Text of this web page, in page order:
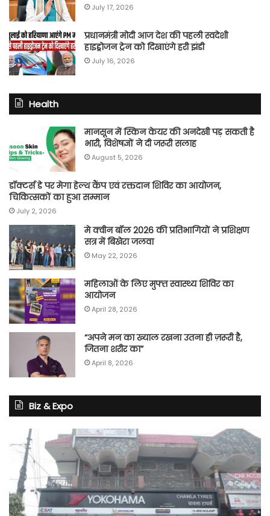
July 17, 2026
प्रधानमंत्री मोदी आज देश की पहली स्वदेशी
हाइड्रोजन ट्रेन को दिखाएंगे हरी झंडी
July 16, 2026
Health
मानसून में स्किन केयर की अनदेखी पड़ सकती है
भारी, विशेषज्ञों ने दी जरूरी सलाह
August 5, 2026
डॉक्टर्स डे पर मेगा हेल्थ कैंप एवं रक्तदान शिविर का आयोजन,
चिकित्सकों का हुआ सम्मान
July 2, 2026
मे क्वीन बॉल 2026 की प्रतिभागियों ने प्रशिक्षण
सत्र में बिखेरा जलवा
May 22, 2026
महिलाओं के लिए मुफ्त स्वास्थ्य शिविर का
आयोजन
April 28, 2026
“अपने मन का ख्याल रखना उतना ही ज़रूरी है,
जितना शरीर का”
April 8, 2026
Biz & Expo